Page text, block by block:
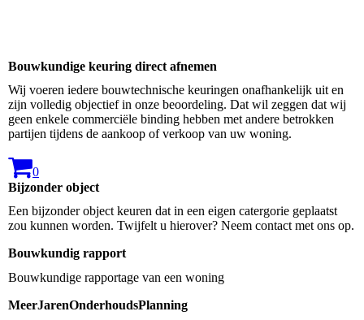
Bouwkundige keuring direct afnemen
Wij voeren iedere bouwtechnische keuringen onafhankelijk uit en
zijn volledig objectief in onze beoordeling. Dat wil zeggen dat wij
geen enkele commerciële binding hebben met andere betrokken
partijen tijdens de aankoop of verkoop van uw woning.
0
Bijzonder object
Een bijzonder object keuren dat in een eigen catergorie geplaatst
zou kunnen worden. Twijfelt u hierover? Neem contact met ons op.
Bouwkundig rapport
MeerJarenOnderhoudsPlanning